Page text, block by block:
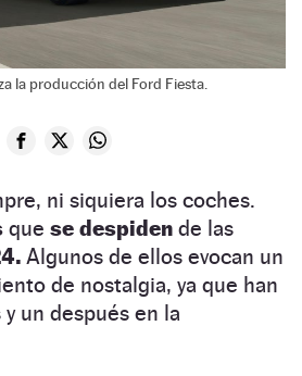
la producción del Ford Fiesta.
ni siquiera los coches.
que se despiden de las
Algunos de ellos evocan un
de nostalgia, ya que han
un después en la